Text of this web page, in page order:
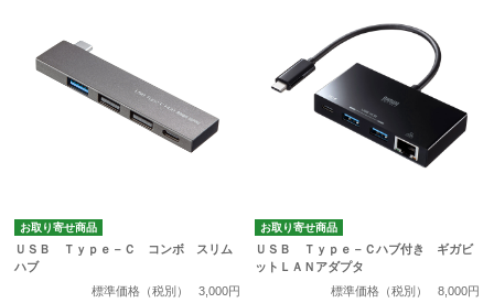
お取り寄せ商品
ＵＳＢ Ｔｙｐｅ－Ｃ コンボ スリム
ハブ
標準価格（税別）
3,000円
お取り寄せ商品
ＵＳＢ Ｔｙｐｅ－Ｃハブ付き ギガビ
ットＬＡＮアダプタ
標準価格（税別）
8,000円